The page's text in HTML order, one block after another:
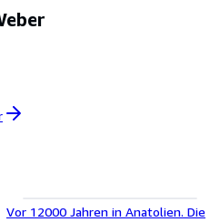
Vor 12000 Jahren in Anatolien. Die